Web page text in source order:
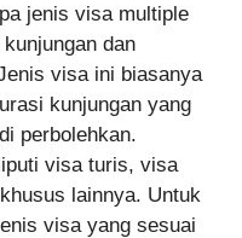
jenis visa multiple
dan
visa ini biasanya
kunjungan yang
perbolehkan.
visa turis, visa
lainnya. Untuk
visa yang sesuai